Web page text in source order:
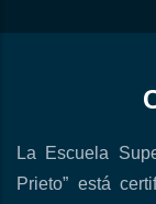
La Escuela
Prieto” está